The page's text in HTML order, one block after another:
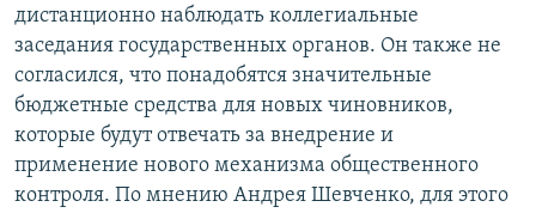
дистанционно наблюдать коллегиальные
заседания государственных органов. Он также не
согласился, что понадобятся значительные
бюджетные средства для новых чиновников,
которые будут отвечать за внедрение и
применение нового механизма общественного
контроля. По мнению Андрея Шевченко, для этого